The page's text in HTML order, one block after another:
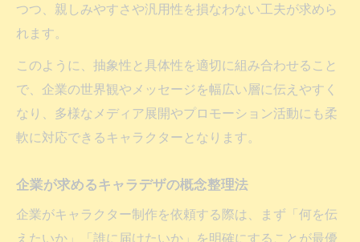
つつ、親しみやすさや汎用性を損なわない工夫が求めら
れます。
このように、抽象性と具体性を適切に組み合わせること
で、企業の世界観やメッセージを幅広い層に伝えやすく
なり、多様なメディア展開やプロモーション活動にも柔
軟に対応できるキャラクターとなります。
企業が求めるキャラデザの概念整理法
企業がキャラクター制作を依頼する際は、まず「何を伝
えたいか」「誰に届けたいか」を明確にすることが最優